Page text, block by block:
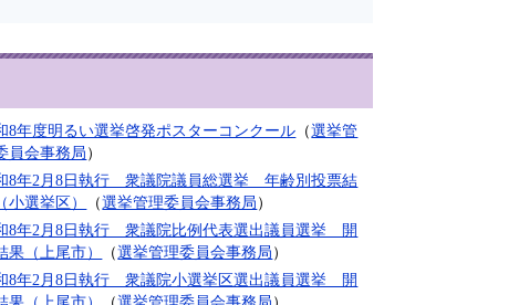
8年度明るい選挙啓発ポスターコンクール （選挙管
員会事務局）
8年2月8日執行 衆議院議員総選挙 年齢別投票結
小選挙区）
（選挙管理委員会事務局）
8年2月8日執行 衆議院比例代表選出議員選挙 開
果（上尾市）
（選挙管理委員会事務局）
8年2月8日執行 衆議院小選挙区選出議員選挙 開